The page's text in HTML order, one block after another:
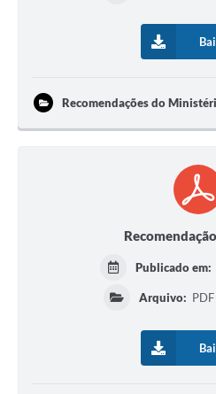
Recomendações do
Publicado em:
Arquivo: